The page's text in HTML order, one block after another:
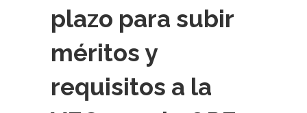
plazo para subir
méritos y
requisitos a la